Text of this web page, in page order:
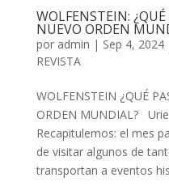
WOLFENSTEIN:
NUEVO ORDEN
por admin | Sep 4, 2024
REVISTA
WOLFENSTEIN ¿QUÉ
ORDEN MUNDIAL?
Recapitulemos: el mes
de visitar algunos de
transportan a eventos